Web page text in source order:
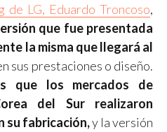
LG, Eduardo Troncoso,
que fue presentada
la misma que llegará al
sus prestaciones o diseño.
que los mercados de
del Sur realizaron
su fabricación,y la versión